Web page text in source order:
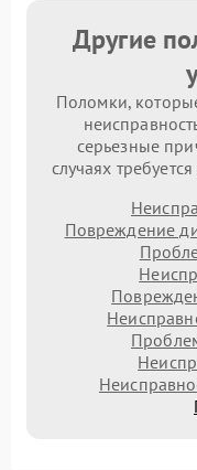
Другие
Поломки,
серьезные
случаях
Повреждение